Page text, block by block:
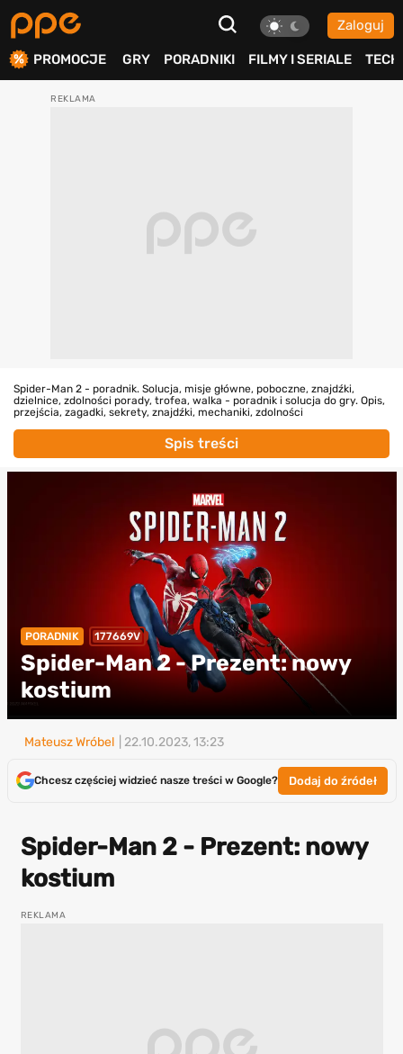
Zaloguj
PROMOCJE GRY PORADNIKI FILMY I SERIALE TECH
Spider-Man 2 - poradnik. Solucja, misje główne, poboczne, znajdźki,
dzielnice, zdolności porady, trofea, walka - poradnik i solucja do gry. Opis,
przejścia, zagadki, sekrety, znajdźki, mechaniki, zdolności
Spis treści
PORADNIK 177669V
Spider-Man 2 - Prezent: nowy
kostium
Mateusz Wróbel | 22.10.2023, 13:23
Chcesz częściej widzieć nasze treści w Google? Dodaj do źródeł
Spider-Man 2 - Prezent: nowy
kostium